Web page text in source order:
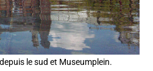
le sud et Museumplein.